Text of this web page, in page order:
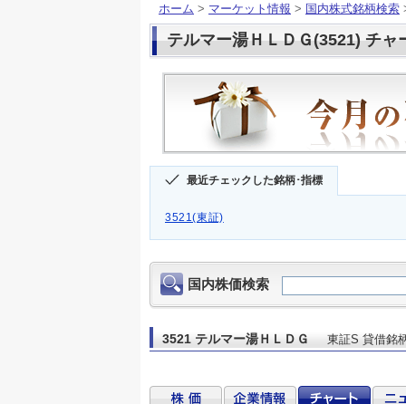
ホーム > マーケット情報 > 国内株式銘柄検索
テルマー湯ＨＬＤＧ(3521) チャ
最近チェックした銘柄･指標
3521(東証)